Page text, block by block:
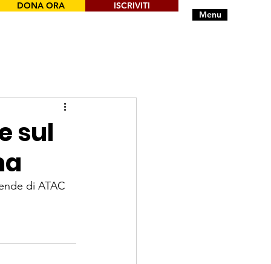
Menu
DONA ORA ISCRIVITI
sul
di ATAC